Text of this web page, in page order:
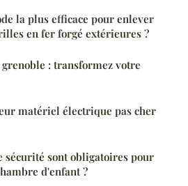
la plus efficace pour enlever
en fer forgé extérieures ?
: transformez votre
matériel électrique pas cher
sécurité sont obligatoires pour
d'enfant ?